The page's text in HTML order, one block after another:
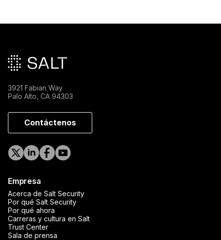
3921 Fabian Way
Palo Alto, CA 94303
Contáctenos
Empresa
Acerca de Salt Security
Por qué Salt Security
Por qué ahora
Carreras y cultura en Salt
Trust Center
Sala de prensa